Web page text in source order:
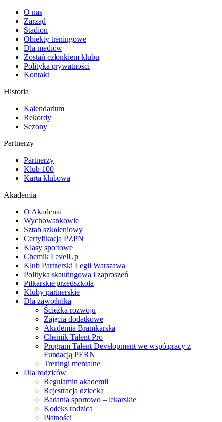
O nas
Zarząd
Stadion
Obiekty treningowe
Dla mediów
Zostań członkiem klubu
Polityka prywatności
Kontakt
Historia
Kalendarium
Rekordy
Sezony
Partnerzy
Partnerzy
Klub 100
Karta klubowa
Akademia
O Akademii
Wychowankowie
Sztab szkoleniowy
Certyfikacja PZPN
Klasy sportowe
Chemik LevelUp
Klub Partnerski Legii Warszawa
Polityka skautingowa i zaproszeń
Piłkarskie przedszkola
Kluby partnerskie
Dla zawodnika
Ścieżka rozwoju
Zajęcia dodatkowe
Akademia Bramkarska
Chemik Talent Pro
Program Talent Development we współpracy z
Fundacją PERN
Treningi mentalne
Dla rodziców
Regulamin akademii
Rejestracja dziecka
Badania sportowo – lekarskie
Kodeks rodzica
Płatności